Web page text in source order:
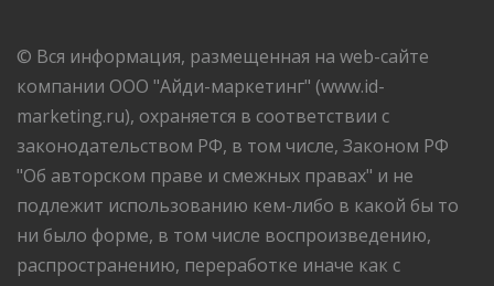
© Вся информация, размещенная на web-сайте
компании ООО "Айди-маркетинг" (www.id-
marketing.ru), охраняется в соответствии с
законодательством РФ, в том числе, Законом РФ
"Об авторском праве и смежных правах" и не
подлежит использованию кем-либо в какой бы то
ни было форме, в том числе воспроизведению,
распространению, переработке иначе как с